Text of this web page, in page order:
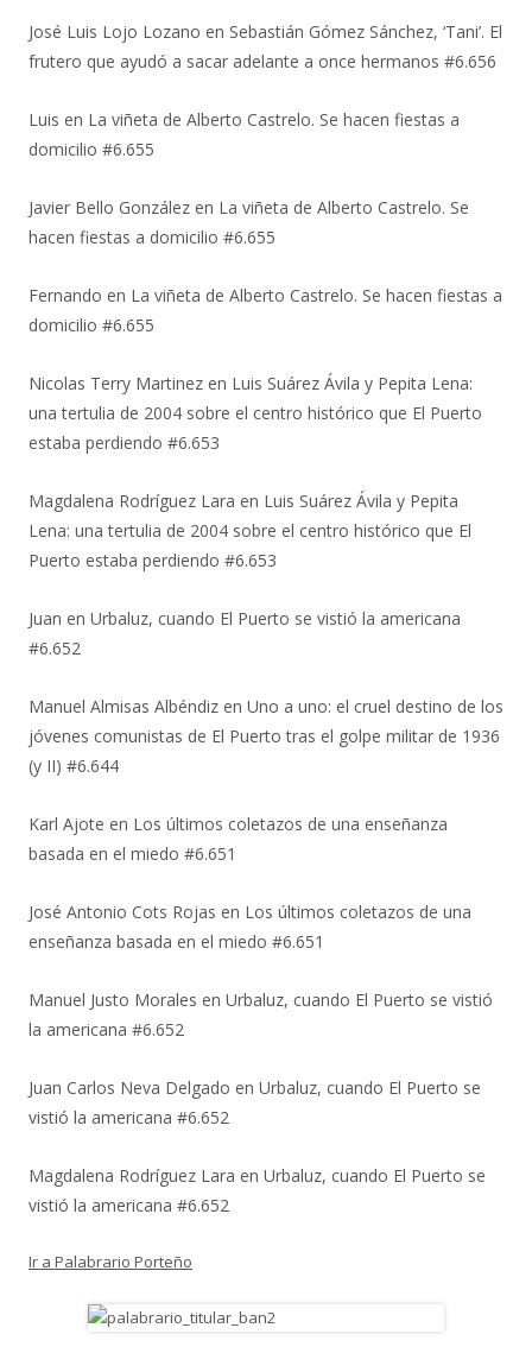
José Luis Lojo Lozano en Sebastián Gómez Sánchez, ‘Tani’. El
frutero que ayudó a sacar adelante a once hermanos #6.656
Luis en La viñeta de Alberto Castrelo. Se hacen fiestas a
domicilio #6.655
Javier Bello González en La viñeta de Alberto Castrelo. Se
hacen fiestas a domicilio #6.655
Fernando en La viñeta de Alberto Castrelo. Se hacen fiestas a
domicilio #6.655
Nicolas Terry Martinez en Luis Suárez Ávila y Pepita Lena:
una tertulia de 2004 sobre el centro histórico que El Puerto
estaba perdiendo #6.653
Magdalena Rodríguez Lara en Luis Suárez Ávila y Pepita
Lena: una tertulia de 2004 sobre el centro histórico que El
Puerto estaba perdiendo #6.653
Juan en Urbaluz, cuando El Puerto se vistió la americana
#6.652
Manuel Almisas Albéndiz en Uno a uno: el cruel destino de los
jóvenes comunistas de El Puerto tras el golpe militar de 1936
(y II) #6.644
Karl Ajote en Los últimos coletazos de una enseñanza
basada en el miedo #6.651
José Antonio Cots Rojas en Los últimos coletazos de una
enseñanza basada en el miedo #6.651
Manuel Justo Morales en Urbaluz, cuando El Puerto se vistió
la americana #6.652
Juan Carlos Neva Delgado en Urbaluz, cuando El Puerto se
vistió la americana #6.652
Magdalena Rodríguez Lara en Urbaluz, cuando El Puerto se
vistió la americana #6.652
Ir a Palabrario Porteño